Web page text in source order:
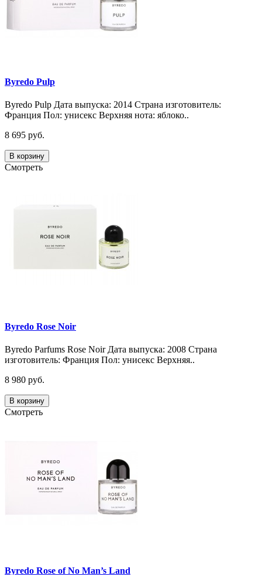
Byredo Pulp
Byredo Pulp Дата выпуска: 2014 Страна изготовитель:
Франция Пол: унисекс Верхняя нота: яблоко..
8 695 руб.
В корзину
Смотреть
Byredo Rose Noir
Byredo Parfums Rose Noir Дата выпуска: 2008 Страна
изготовитель: Франция Пол: унисекс Верхняя..
8 980 руб.
В корзину
Смотреть
Byredo Rose of No Man’s Land